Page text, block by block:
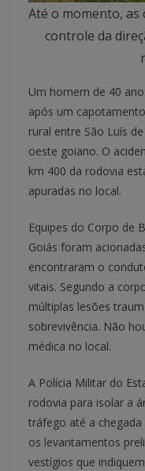
Até o momento, as
controle da
Um homem de 40
após um
rural entre São Luís
oeste goiano. O
km 400 da rodovia
apuradas no local.
Equipes do Corpo de
Goiás foram
encontraram o
vitais. Segundo a
múltiplas lesões
sobrevivência. Não
médica no local.
A Polícia Militar do
rodovia para isolar a
tráfego até a
os levantamentos
vestígios que